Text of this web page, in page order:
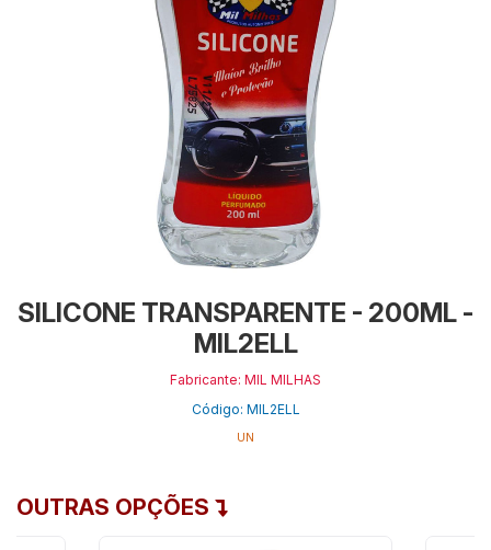
SILICONE TRANSPARENTE - 200ML -
MIL2ELL
Fabricante: MIL MILHAS
Código: MIL2ELL
UN
OUTRAS OPÇÕES